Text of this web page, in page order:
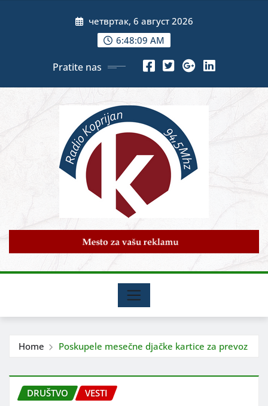
четвртак, 6 август 2026
6:48:11 AM
Pratite nas
Home Poskupele mesečne djačke kartice za prevoz
DRUŠTVO VESTI